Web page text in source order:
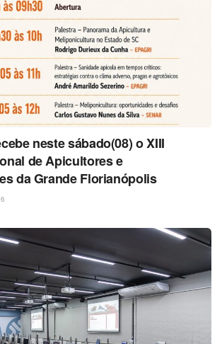
neste sábado(08) o XIII
de Apicultores e
da Grande Florianópolis